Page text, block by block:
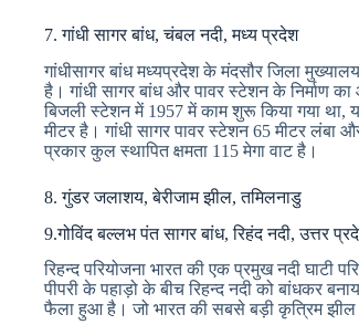
7. गांधी सागर बांध, चंबल नदी, मध्य प्रदेश
गांधीसागर बांध मध्यप्रदेश के मंदसौर जिला
है। गांधी सागर बांध और पावर स्टेशन के निर्माण का
बिजली स्टेशन में 1957 में काम शुरू किया गया था,
मीटर है। गांधी सागर पावर स्टेशन 65 मीटर लंबा
प्रकार कुल स्थापित क्षमता 115 मेगा वाट है।
8. गुंडर जलाशय, बेरीजाम झील, तमिलनाडु
9.गोविंद बल्लभ पंत सागर बांध, रिहंद नदी, उत्तर
रिहन्द परियोजना भारत की एक प्रमुख नदी घाटी
पीपरी के पहाड़ो के बीच रिहन्द नदी को बांधकर
फैला हुआ है। जो भारत की सबसे बड़ी कृत्रिम